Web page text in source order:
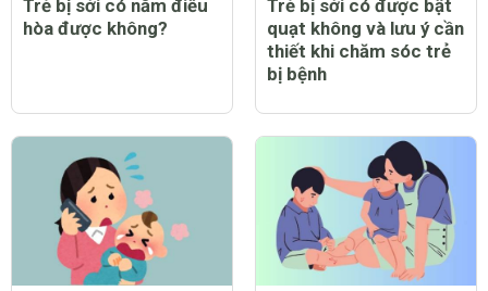
Trẻ bị sởi có nằm điều
Trẻ bị sởi có được bật